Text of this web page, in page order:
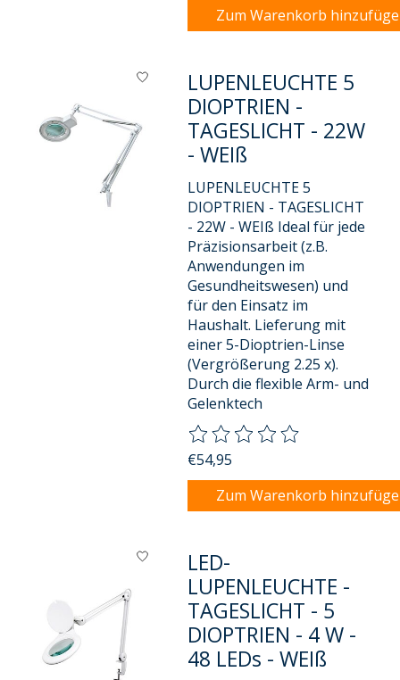
Zum Warenkorb
LUPENLEUCHTE 5
DIOPTRIEN -
TAGESLICHT - 22W
- WEIß
LUPENLEUCHTE 5
DIOPTRIEN - TAGESLICHT
- 22W - WEIß Ideal für jede
Präzisionsarbeit (z.B.
Anwendungen im
Gesundheitswesen) und
für den Einsatz im
Haushalt. Lieferung mit
einer 5-Dioptrien-Linse
(Vergrößerung 2.25 x).
Durch die flexible Arm- und
Gelenktech
Die Bewertung dieses
€54,95
Zum Warenkorb
LED-
LUPENLEUCHTE -
TAGESLICHT - 5
DIOPTRIEN - 4 W -
48 LEDs - WEIß